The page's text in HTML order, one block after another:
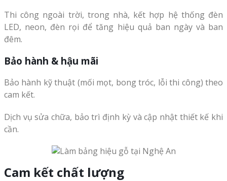
Thi công ngoài trời, trong nhà, kết hợp hệ thống đèn
LED, neon, đèn rọi để tăng hiệu quả ban ngày và ban
đêm.
Bảo hành & hậu mãi
Bảo hành kỹ thuật (mối mọt, bong tróc, lỗi thi công) theo
cam kết.
Dịch vụ sửa chữa, bảo trì định kỳ và cập nhật thiết kế khi
cần.
Cam kết chất lượng